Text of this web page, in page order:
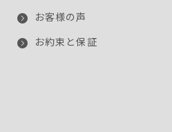
お客様の声
お約束と保証